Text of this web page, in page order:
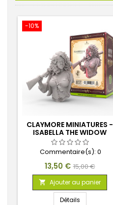
-10%
CLAYMORE MINIATURES -
ISABELLA THE WIDOW
Commentaire(s): 0
Prix
13,50 € Prix
de
base
15,00 €
 Ajouter au panier
Détails